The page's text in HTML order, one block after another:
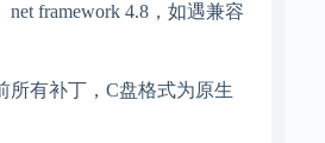
framework 4.8，如遇兼容
有补丁，C盘格式为原生